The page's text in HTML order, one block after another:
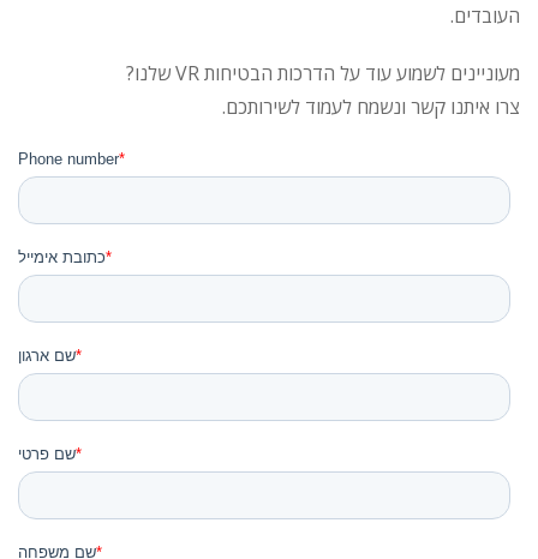
העובדים.
מעוניינים לשמוע עוד על הדרכות הבטיחות VR שלנו?
צרו איתנו קשר ונשמח לעמוד לשירותכם.